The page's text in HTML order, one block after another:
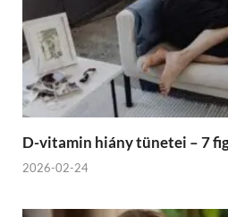
D-vitamin hiány tünetei – 7
2026-02-24